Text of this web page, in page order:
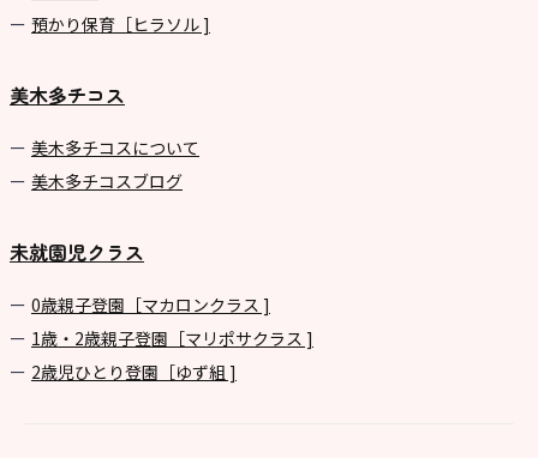
預かり保育［ヒラソル ]
美木多チコス
美⽊多チコスについて
美⽊多チコスブログ
未就園児クラス
0歳親子登園［マカロンクラス ]
1歳・2歳親子登園［マリポサクラス ]
2歳児ひとり登園［ゆず組 ]